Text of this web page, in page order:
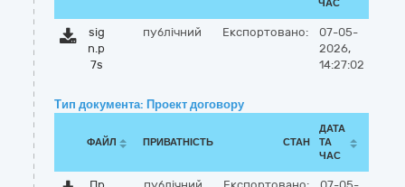
ЧАС
sig
n.p
7s
публічний Експортовано:
07-05-
2026,
14:27:02
Тип документа: Проект договору
ФАЙЛ ПРИВАТНІСТЬ СТАН
ДАТА
ТА
ЧАС